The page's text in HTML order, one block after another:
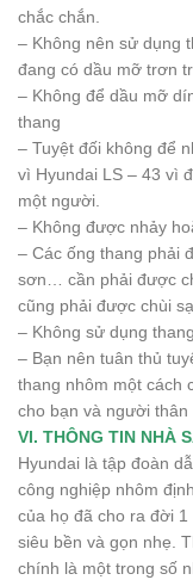
chắc chắn.
– Không nên sử dụng
đang có dầu mỡ trơn
– Không để dầu mỡ
thang
– Tuyệt đối không để
vì Hyundai LS – 43 vì
một người.
– Không được nhảy
– Các ống thang phải
sơn… cần phải được
cũng phải được chùi
– Không sử dụng
– Bạn nên tuân thủ
thang nhôm một cách
cho bạn và người
VI. THÔNG TIN NHÀ
Hyundai là tập đoàn
công nghiệp nhôm
của họ đã cho ra đời
siêu bền và gọn nhẹ.
chính là một trong số